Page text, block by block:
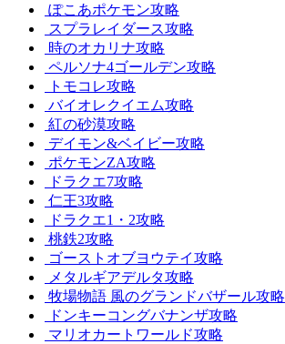
ぽこあポケモン攻略
スプラレイダース攻略
時のオカリナ攻略
ペルソナ4ゴールデン攻略
トモコレ攻略
バイオレクイエム攻略
紅の砂漠攻略
デイモン&ベイビー攻略
ポケモンZA攻略
ドラクエ7攻略
仁王3攻略
ドラクエ1・2攻略
桃鉄2攻略
ゴーストオブヨウテイ攻略
メタルギアデルタ攻略
牧場物語 風のグランドバザール攻略
ドンキーコングバナンザ攻略
マリオカートワールド攻略